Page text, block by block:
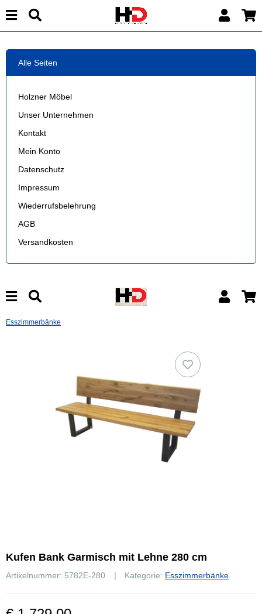
Alle Seiten
Holzner Möbel
Unser Unternehmen
Kontakt
Mein Konto
Datenschutz
Impressum
Wiederrufsbelehrung
AGB
Versandkosten
Esszimmerbänke
Kufen Bank Garmisch mit Lehne 280 cm
Artikelnummer: 5782E-280 Kategorie: Esszimmerbänke